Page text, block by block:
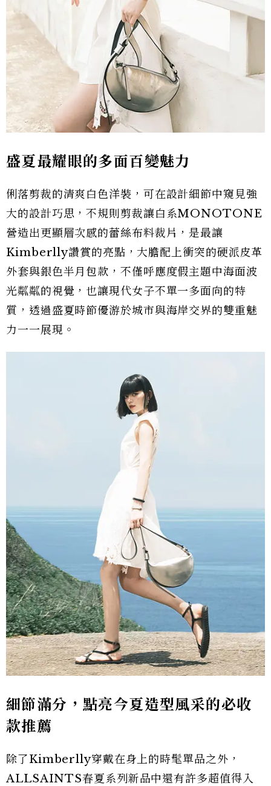
盛夏最耀眼的多面百變魅力
俐落剪裁的清爽白色洋裝，可在設計細節中窺見強
大的設計巧思，不規則剪裁讓白系MONOTONE
營造出更顯層次感的蕾絲布料裁片，是最讓
Kimberlly讚賞的亮點，大膽配上衝突的硬派皮革
外套與銀色半月包款，不僅呼應度假主題中海面波
光粼粼的視覺，也讓現代女子不單一多面向的特
質，透過盛夏時節優游於城市與海岸交界的雙重魅
力一一展現。
細節滿分，點亮今夏造型風采的必收
款推薦
除了Kimberlly穿戴在身上的時髦單品之外，
ALLSAINTS春夏系列新品中還有許多超值得入